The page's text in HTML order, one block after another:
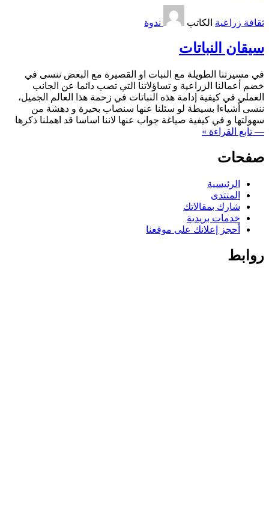
ثقافة زراعية الكاتب ندوة
سيقان النباتات
في مسيرتنا الطويلة مع النبات او القصيرة مع البعض ننسى في
خضم أعمالنا الزراعية و تساؤلاتنا التي تصب دائما عن الجانب
العملي في كيفية إدامة هذه النباتات في زحمة هذا العالم الجميل،
ننسى أشياءا بسيطة لو سئلنا عنها سنصاب بحيرة و دهشة من
سهولتها و في كيفية صياغة جواب عنها لاننا اساسا قد اهملنا ذكرها
— تابع القراءة »
صفحات
الرئيسية
المنتدى
شارك بمقالاتك
خدمات بريدية
أحجز إعلانك على موقعنا
روابط